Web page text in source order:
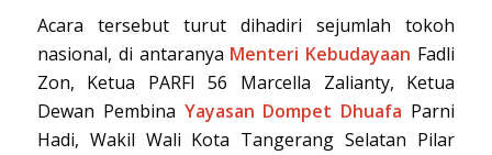
Acara tersebut turut dihadiri sejumlah tokoh
nasional, di antaranya Menteri Kebudayaan Fadli
Zon, Ketua PARFI 56 Marcella Zalianty, Ketua
Dewan Pembina Yayasan Dompet Dhuafa Parni
Hadi, Wakil Wali Kota Tangerang Selatan Pilar